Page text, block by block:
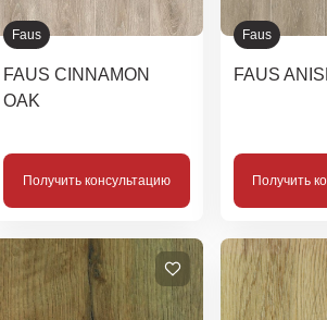
Faus
FAUS CINNAMON
OAK
Получить консультацию
Faus
FAUS
Получить